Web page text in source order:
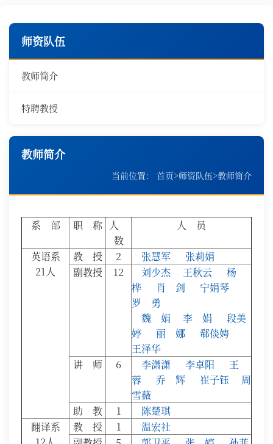
师资队伍
教师简介
特聘教授
教师简介
当前位置： 首页>师资队伍>教师简介
系 部 职 称
人
数
人 员
英语系
21人
教 授 2 张慧军
张莉娟
副教授
12 刘少杰 王秋云
杨
桦
肖 剑
宁娟琴
罗 勇
魏 娟
李 娟
段美
婷
丽 娜
郗倓娉
王泽华
讲 师
6 李潇潇 李卓阳
王
蓉
乔 辉 崔子钰
周
雪薇
助 教
1
陈楚琪
翻译系
教 授 1
温宏社